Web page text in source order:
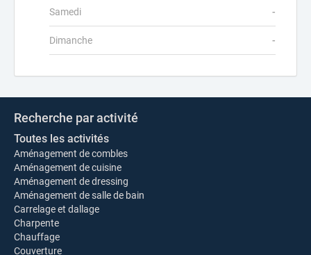
Samedi -
Dimanche -
Recherche par activité
Toutes les activités
Aménagement de combles
Aménagement de cuisine
Aménagement de dressing
Aménagement de salle de bain
Carrelage et dallage
Charpente
Chauffage
Couverture